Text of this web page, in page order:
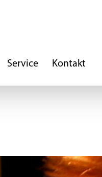
Service Kontakt